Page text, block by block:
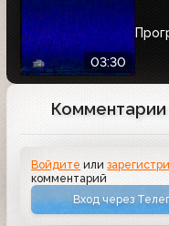
03:30
Комментарии
Войдите или
комментарий
Вход через